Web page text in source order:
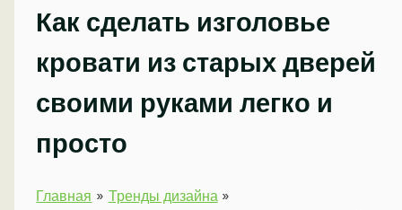
Как сделать изголовье
кровати из старых дверей
своими руками легко и
просто
Главная
Тренды дизайна